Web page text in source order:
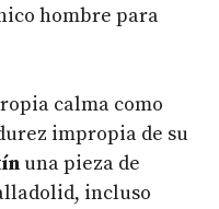
hombre para
calma como
impropia de su
una pieza de
incluso